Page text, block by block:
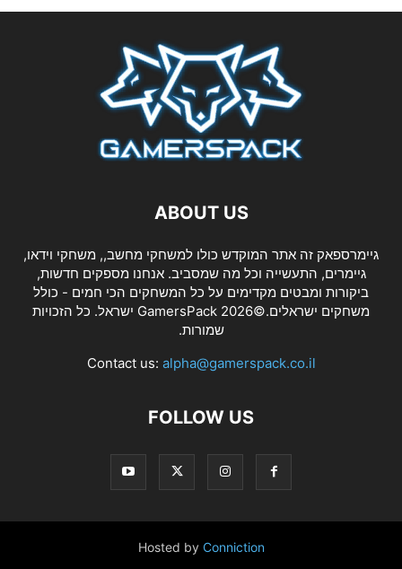
ABOUT US
גיימרספאק זה אתר המוקדש כולו למשחקי מחשב,, משחקי וידאו,
גיימרים, התעשייה וכל מה שמסביב. אנחנו מספקים חדשות,
ביקורות ומבטים מקדימים על כל המשחקים הכי חמים - כולל
משחקים ישראלים.©2026 GamersPack ישראל. כל הזכויות
שמורות.
Contact us: alpha@gamerspack.co.il
FOLLOW US
Hosted by Conniction